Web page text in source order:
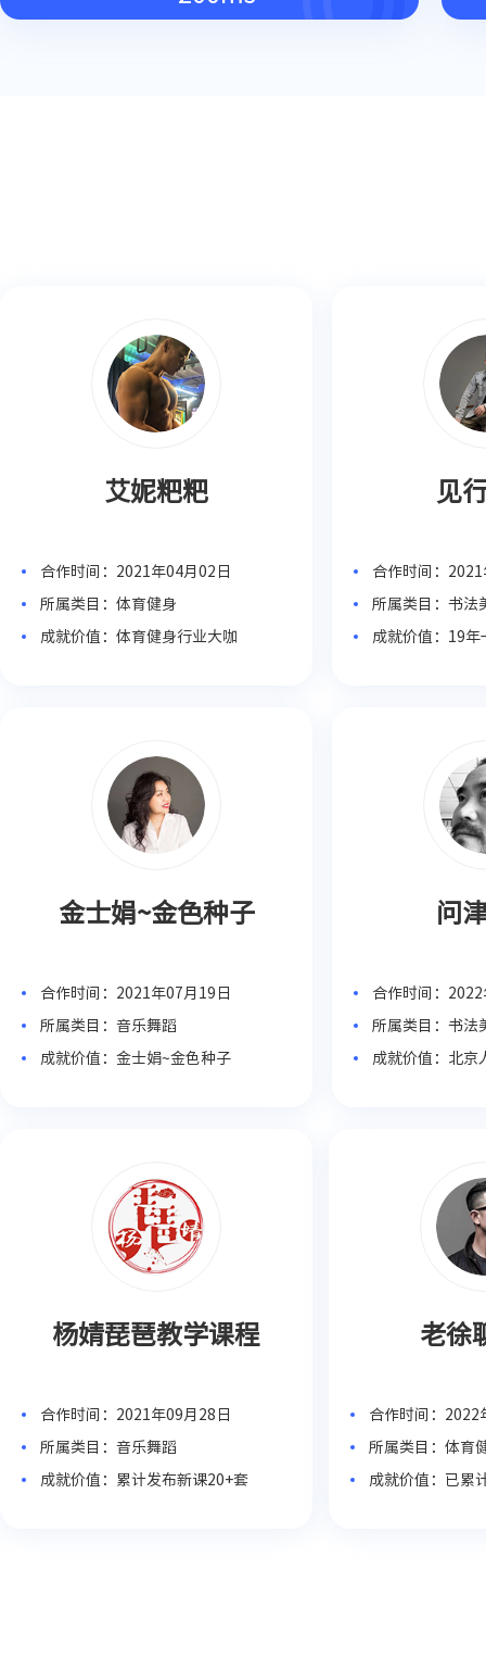
艾妮粑粑
合作时间：2021年04月02日
所属类目：体育健身
成就价值：体育健身行业大咖
见
合作时间：
所属类目：书法
成就价值：19年
金士娟~金色种子
合作时间：2021年07月19日
所属类目：音乐舞蹈
成就价值：金士娟~金色种子
问
合作时间：
所属类目：书法
成就价值：北京
杨婧琵琶教学课程
合作时间：2021年09月28日
所属类目：音乐舞蹈
成就价值：累计发布新课20+套
老徐
合作时间：2022
所属类目：体育
成就价值：已累